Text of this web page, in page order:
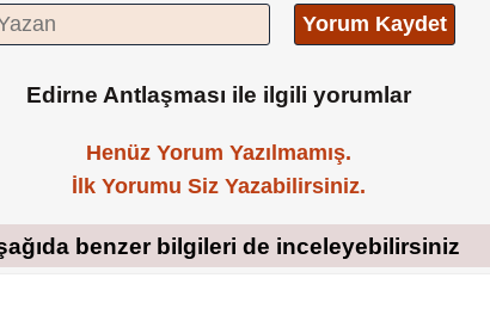
Yorum Kaydet
Edirne Antlaşması ile ilgili yorumlar
Henüz Yorum Yazılmamış.
İlk Yorumu Siz Yazabilirsiniz.
benzer bilgileri de inceleyebilirsiniz